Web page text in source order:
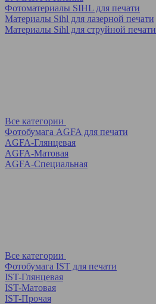
Фотоматериалы SIHL для печати
Материалы Sihl для лазерной печати
Материалы Sihl для струйной печати
Все категории
Фотобумага AGFA для печати
AGFA-Глянцевая
AGFA-Матовая
AGFA-Специальная
Все категории
Фотобумага IST для печати
IST-Глянцевая
IST-Матовая
IST-Прочая